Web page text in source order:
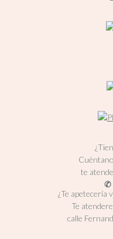
te
✆
¿Te
Te
calle